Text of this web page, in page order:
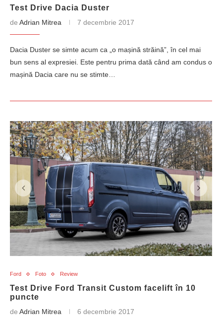
Test Drive Dacia Duster
de Adrian Mitrea 7 decembrie 2017
Dacia Duster se simte acum ca „o mașină străină”, în cel mai
bun sens al expresiei. Este pentru prima dată când am condus o
mașină Dacia care nu se stimte…
Ford Foto Review
Test Drive Ford Transit Custom facelift în 10
puncte
de Adrian Mitrea 6 decembrie 2017